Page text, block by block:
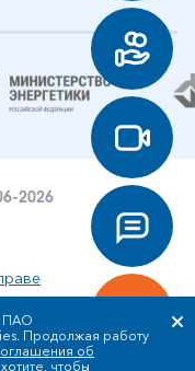
2026
в отношении
ПАО
Продолжая работу
об
чтобы